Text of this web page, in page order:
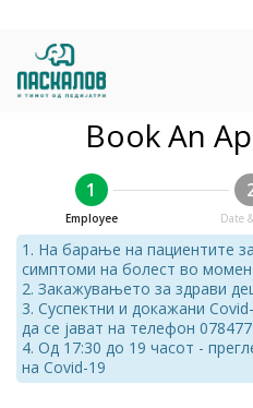
Book An
1
Employee Date
1. На барање на пациентите
симптоми на болест во
2. Закажувањето за здрави
3. Суспектни и докажани
да се јават на телефон
4. Од 17:30 до 19 часот -
на Covid-19